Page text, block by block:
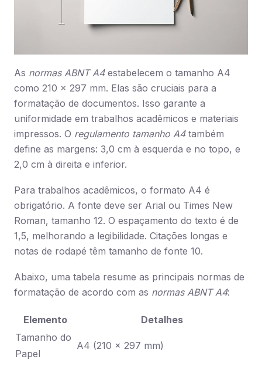
As normas ABNT A4estabelecem o tamanho A4
como 210 x 297 mm. Elas são cruciais para a
formatação de documentos. Isso garante a
uniformidade em trabalhos acadêmicos e materiais
impressos. O regulamento tamanho A4também
define as margens: 3,0 cm à esquerda e no topo, e
2,0 cm à direita e inferior.
Para trabalhos acadêmicos, o formato A4 é
obrigatório. A fonte deve ser Arial ou Times New
Roman, tamanho 12. O espaçamento do texto é de
1,5, melhorando a legibilidade. Citações longas e
notas de rodapé têm tamanho de fonte 10.
Abaixo, uma tabela resume as principais normas de
formatação de acordo com as normas ABNT A4:
Elemento
Detalhes
Tamanho do
Papel
A4 (210 x 297 mm)